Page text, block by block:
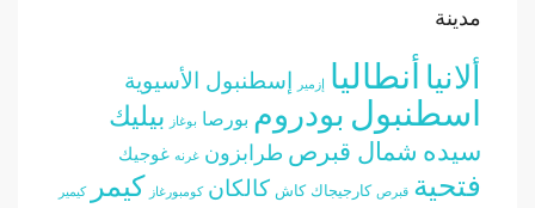
مدينة
ألانيا أنطاليا إزمير إسطنبول الأسيوية
اسطنبول بودروم بورصا بوغاز بيليك
سيده شمال قبرص طرابزون غرنه غوجيك
فتحية قبرص كارجيجاك كاش كالكان كومبورغاز كيمر كيمير